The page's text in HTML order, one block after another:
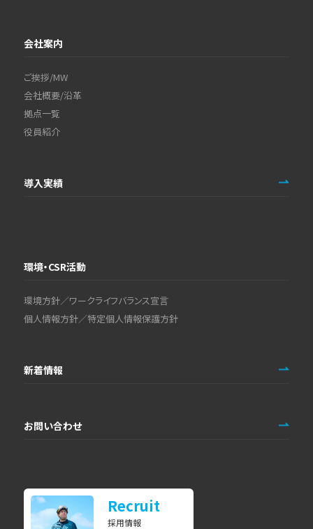
会社案内
ご挨拶/MW
会社概要/沿革
拠点一覧
役員紹介
導入実績
環境・CSR活動
環境方針／ワークライフバランス宣言
個人情報方針／特定個人情報保護方針
新着情報
お問い合わせ
Recruit
採用情報